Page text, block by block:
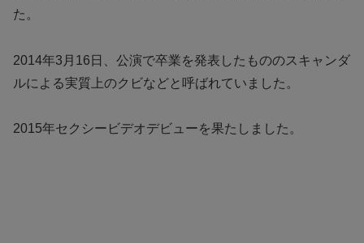
た。
2014年3月16日、公演で卒業を発表したもののスキャンダ
ルによる実質上のクビなどと呼ばれていました。
2015年セクシービデオデビューを果たしました。